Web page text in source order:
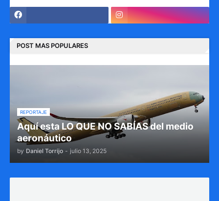
POST MAS POPULARES
REPORTAJE
Aquí esta LO QUE NO SABÍAS del medio
aeronáutico
by Daniel Torrijo - julio 13, 2025